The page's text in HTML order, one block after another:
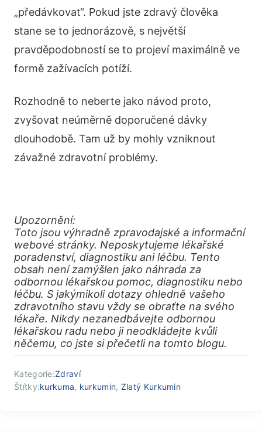
„předávkovat“. Pokud jste zdravý člověka
stane se to jednorázově, s největší
pravděpodobností se to projeví maximálně ve
formě zažívacích potíží.
Rozhodně to neberte jako návod proto,
zvyšovat neúměrně doporučené dávky
dlouhodobě. Tam už by mohly vzniknout
závažné zdravotní problémy.
Upozornění:
Toto jsou výhradně zpravodajské a informační
webové stránky. Neposkytujeme lékařské
poradenství, diagnostiku ani léčbu. Tento
obsah není zamýšlen jako náhrada za
odbornou lékařskou pomoc, diagnostiku nebo
léčbu. S jakýmikoli dotazy ohledně vašeho
zdravotního stavu vždy se obraťte na svého
lékaře. Nikdy nezanedbávejte odbornou
lékařskou radu nebo ji neodkládejte kvůli
něčemu, co jste si přečetli na tomto blogu.
Kategorie:Zdraví
Štítky:kurkuma, kurkumin, Zlatý Kurkumin